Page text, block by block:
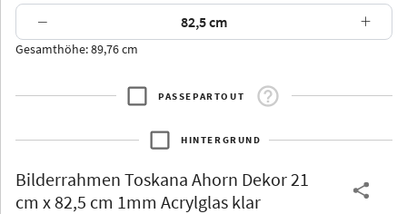
Thurgau
− +
Gesamthöhe: 89,76 cm
PASSEPARTOUT
HINTERGRUND
Bilderrahmen Toskana Ahorn Dekor 21
cm x 82,5 cm 1mm Acrylglas klar